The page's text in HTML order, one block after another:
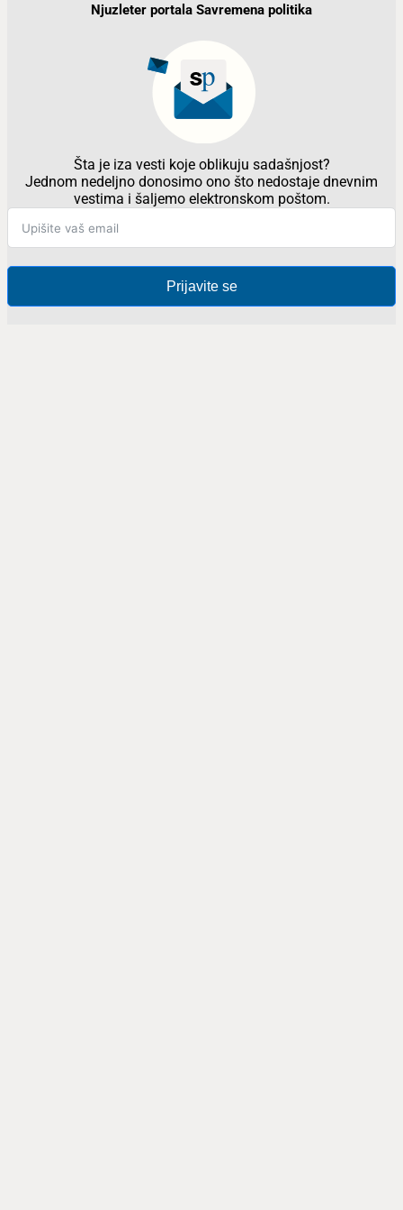
Njuzleter portala Savremena politika
Šta je iza vesti koje oblikuju sadašnjost?
Jednom nedeljno donosimo ono što nedostaje dnevnim
vestima i šaljemo elektronskom poštom.
Prijavite se